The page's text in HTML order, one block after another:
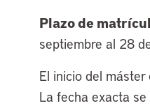
Plazo de
septiembre al 28
El inicio del
La fecha exacta